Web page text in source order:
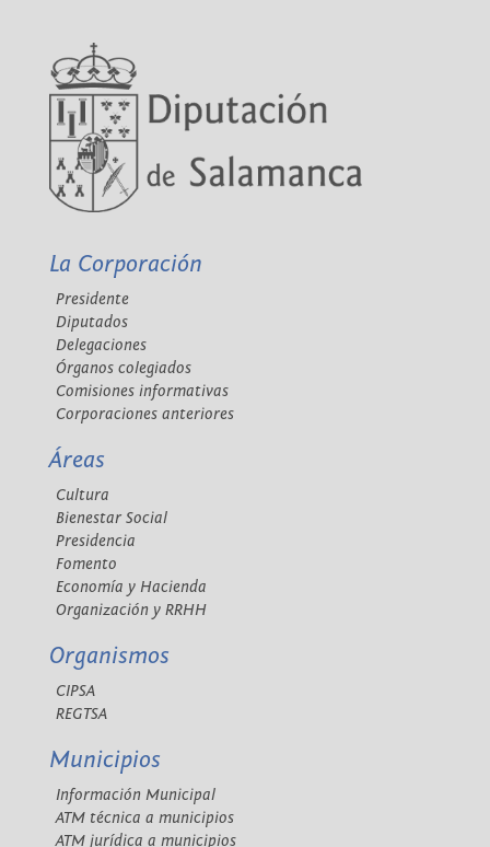
La Corporación
Presidente
Diputados
Delegaciones
Órganos colegiados
Comisiones informativas
Corporaciones anteriores
Áreas
Cultura
Bienestar Social
Presidencia
Fomento
Economía y Hacienda
Organización y RRHH
Organismos
CIPSA
REGTSA
Municipios
Información Municipal
ATM técnica a municipios
ATM jurídica a municipios